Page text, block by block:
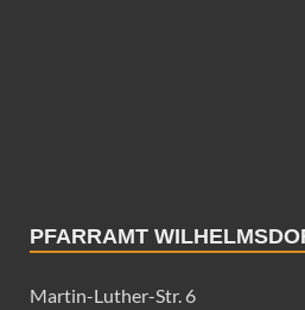
PFARRAMT
Martin-Luther-Str. 6